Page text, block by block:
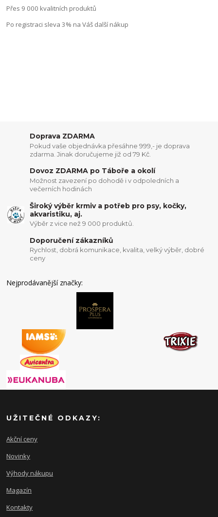
Přes 9 000 kvalitních produktů
Po registraci sleva 3% na Váš další nákup
Doprava ZDARMA
Pokud vaše objednávka přesáhne 999,- je doprava
zdarma. Jinak doručujeme již od 79 Kč.
Dovoz ZDARMA po Táboře a okolí
Možnost zavezení po dohodě i v odpoledních a
večerních hodinách
Široký výběr krmiv a potřeb pro psy, kočky,
akvaristiku, aj.
Výběr z vice než 9 000 produktů.
Doporučení zákazníků
Rychlost, dobrá komunikace, kvalita, velký výběr, dobré
ceny
Nejprodávanější značky:
UŽITEČNÉ ODKAZY:
Akční ceny
Novinky
Výhody nákupu
Magazín
Kontakty